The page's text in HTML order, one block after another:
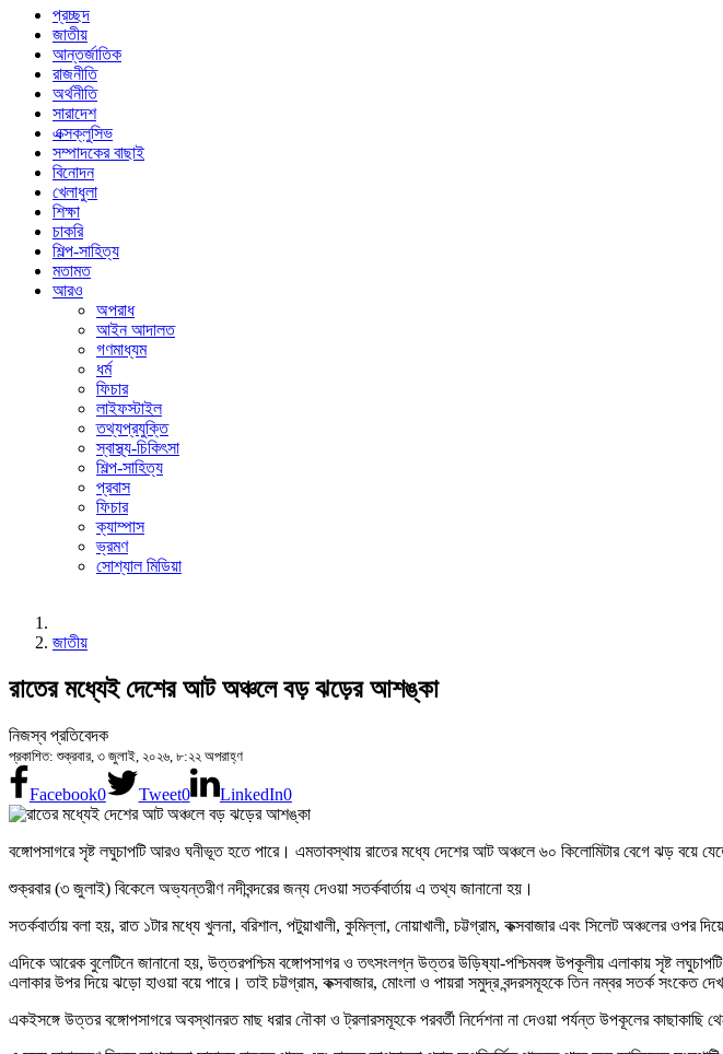
প্রচ্ছদ
জাতীয়
আন্তর্জাতিক
রাজনীতি
অর্থনীতি
সারাদেশ
এক্সক্লুসিভ
সম্পাদকের বাছাই
বিনোদন
খেলাধুলা
শিক্ষা
চাকরি
শিল্প-সাহিত্য
মতামত
আরও
অপরাধ
আইন আদালত
গণমাধ্যম
ধর্ম
ফিচার
লাইফস্টাইল
তথ্যপ্রযুক্তি
স্বাস্থ্য-চিকিৎসা
শিল্প-সাহিত্য
প্রবাস
ফিচার
ক্যাম্পাস
ভ্রমণ
সোশ্যাল মিডিয়া
জাতীয়
রাতের মধ্যেই দেশের আট অঞ্চলে বড় ঝড়ের আশঙ্কা
নিজস্ব প্রতিবেদক
প্রকাশিত: শুক্রবার, ৩ জুলাই, ২০২৬, ৮:২২ অপরাহ্ণ
Facebook0 Tweet0 LinkedIn0
বঙ্গোপসাগরে সৃষ্ট লঘুচাপটি আরও ঘনীভূত হতে পারে। এমতাবস্থায় রাতের মধ্যে দেশের আট অঞ্চলে ৬০ কিলোমিটার বেগে ঝড় বয়ে
শুক্রবার (৩ জুলাই) বিকেলে অভ্যন্তরীণ নদীবন্দরের জন্য দেওয়া সতর্কবার্তায় এ তথ্য জানানো হয়।
সতর্কবার্তায় বলা হয়, রাত ১টার মধ্যে খুলনা, বরিশাল, পটুয়াখালী, কুমিল্লা, নোয়াখালী, চট্টগ্রাম, কক্সবাজার এবং সিলেট অঞ্চলের
এদিকে আরেক বুলেটিনে জানানো হয়, উত্তরপশ্চিম বঙ্গোপসাগর ও তৎসংলগ্ন উত্তর উড়িষ্যা-পশ্চিমবঙ্গ উপকূলীয় এলাকায় সৃষ্ট
এলাকার উপর দিয়ে ঝড়ো হাওয়া বয়ে পারে। তাই চট্টগ্রাম, কক্সবাজার, মোংলা ও পায়রা সমুদ্র বন্দরসমূহকে তিন নম্বর সতর্ক সংকেত
একইসঙ্গে উত্তর বঙ্গোপসাগরে অবস্থানরত মাছ ধরার নৌকা ও ট্রলারসমূহকে পরবর্তী নির্দেশনা না দেওয়া পর্যন্ত উপকূলের কাছাকাছি